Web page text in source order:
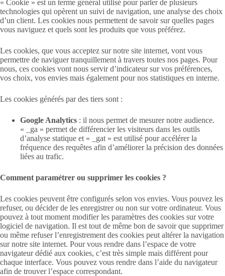
« Cookie » est un terme général utilisé pour parler de plusieurs
technologies qui opèrent un suivi de navigation, une analyse des choix
d’un client. Les cookies nous permettent de savoir sur quelles pages
vous naviguez et quels sont les produits que vous préférez.
Les cookies, que vous acceptez sur notre site internet, vont vous
permettre de naviguer tranquillement à travers toutes nos pages. Pour
nous, ces cookies vont nous servir d’indicateur sur vos préférences,
vos choix, vos envies mais également pour nos statistiques en interne.
Les cookies générés par des tiers sont :
Google Analytics : il nous permet de mesurer notre audience.
« _ga » permet de différencier les visiteurs dans les outils
d’analyse statique et « _gat » est utilisé pour accélérer la
fréquence des requêtes afin d’améliorer la précision des données
liées au trafic.
Comment paramétrer ou supprimer les cookies ?
Les cookies peuvent être configurés selon vos envies. Vous pouvez les
refuser, ou décider de les enregistrer ou non sur votre ordinateur. Vous
pouvez à tout moment modifier les paramètres des cookies sur votre
logiciel de navigation. Il est tout de même bon de savoir que supprimer
ou même refuser l’enregistrement des cookies peut altérer la navigation
sur notre site internet. Pour vous rendre dans l’espace de votre
navigateur dédié aux cookies, c’est très simple mais différent pour
chaque interface. Vous pouvez vous rendre dans l’aide du navigateur
afin de trouver l’espace correspondant.